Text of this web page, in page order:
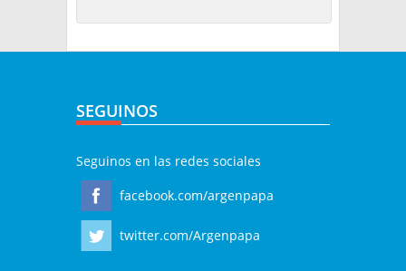
SEGUINOS
Seguinos en las redes sociales
facebook.com/argenpapa
twitter.com/Argenpapa